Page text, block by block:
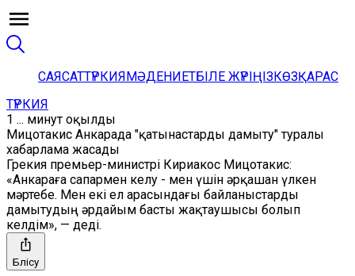
САЯСАТТҮРКИЯМӘДЕНИЕТБІЛЕ ЖҮРІҢІЗКӨЗҚАРАС
ТҮРКИЯ
1 ... минут оқылды
Мицотакис Анкарада "қатынастарды дамыту" туралы
хабарлама жасады
Грекия премьер-министрі Кириакос Мицотакис:
«Анкараға сапармен келу - мен үшін әрқашан үлкен
мәртебе. Мен екі ел арасындағы байланыстарды
дамытудың әрдайым басты жақтаушысы болып
келдім», — деді.
Бөлісу